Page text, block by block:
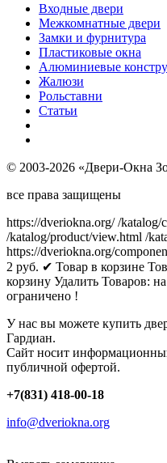
Входные двери
Межкомнатные двери
Замки и фурнитура
Пластиковые окна
Алюминиевые
Жалюзи
Рольставни
Статьи
© 2003-2026 «Двери-Окна
все права защищены
https://dveriokna.org/ /katalog/
/katalog/product/view.html /
https://dveriokna.org/
2 руб. ✔ Товар в корзине
корзину Удалить Товаров:
ограничено !
У нас вы можете купить
Гардиан.
Сайт носит
публичной офертой.
+7(831) 418-00-18
info@dveriokna.org